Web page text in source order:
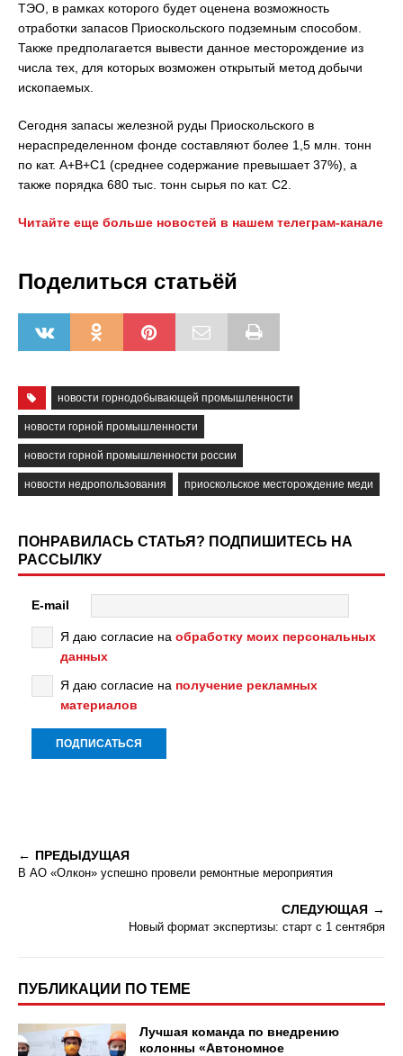
ТЭО, в рамках которого будет оценена возможность
отработки запасов Приоскольского подземным способом.
Также предполагается вывести данное месторождение из
числа тех, для которых возможен открытый метод добычи
ископаемых.
Сегодня запасы железной руды Приоскольского в
нераспределенном фонде составляют более 1,5 млн. тонн
по кат. А+В+С1 (среднее содержание превышает 37%), а
также порядка 680 тыс. тонн сырья по кат. С2.
Читайте еще больше новостей в нашем телеграм-канале
Поделиться статьёй
новости горнодобывающей промышленности
новости горной промышленности
новости горной промышленности россии
новости недропользования приоскольское месторождение меди
ПОНРАВИЛАСЬ СТАТЬЯ? ПОДПИШИТЕСЬ НА
РАССЫЛКУ
E-mail
Я даю согласие на обработку моих персональных
данных
Я даю согласие на получение рекламных
материалов
ПРЕДЫДУЩАЯ
В АО «Олкон» успешно провели ремонтные мероприятия
СЛЕДУЮЩАЯ
Новый формат экспертизы: старт с 1 сентября
ПУБЛИКАЦИИ ПО ТЕМЕ
Лучшая команда по внедрению
колонны «Автономное